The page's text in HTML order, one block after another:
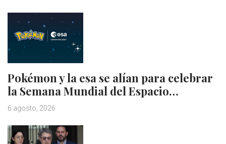
Pokémon y la esa se alían para celebrar
la Semana Mundial del Espacio…
6 agosto, 2026